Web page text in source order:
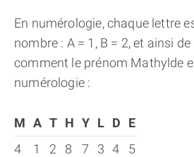
En numérologie, chaque lettre
nombre : A = 1, B = 2, et ainsi
comment le prénom Mathylde
numérologie :
M A T H Y L D
E
4
1 2 8 7 3 4 5